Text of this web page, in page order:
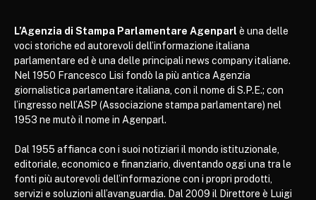
L’Agenzia di Stampa Parlamentare Agenparl è una delle
voci storiche ed autorevoli dell’informazione italiana
parlamentare ed è una delle principali news company italiane.
Nel 1950 Francesco Lisi fondò la più antica Agenzia
giornalistica parlamentare italiana, con il nome di S.P.E.; con
l’ingresso nell’ASP (Associazione stampa parlamentare) nel
1953 ne mutò il nome in Agenparl.
Dal 1955 affianca con i suoi notiziari il mondo istituzionale,
editoriale, economico e finanziario, diventando oggi una tra le
fonti più autorevoli dell’informazione con i propri prodotti,
servizi e soluzioni all’avanguardia. Dal 2009 il Direttore è Luigi